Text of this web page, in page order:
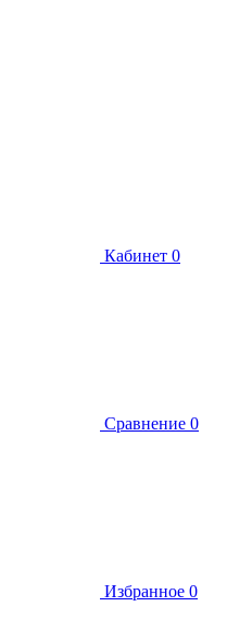
Кабинет 0
Сравнение 0
Избранное 0